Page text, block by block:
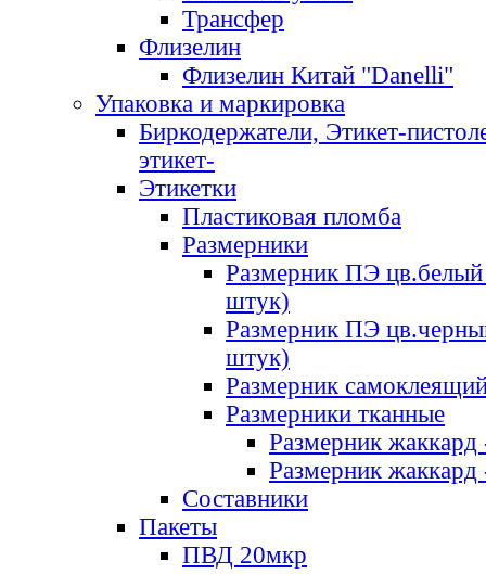
Трансфер
Флизелин
Флизелин Китай "Danelli"
Упаковка и маркировка
Биркодержатели, Этикет-
этикет-
Этикетки
Пластиковая пломба
Размерники
Размерник ПЭ цв.белый
штук)
Размерник ПЭ
штук)
Размерник
Размерники тканные
Размерник
Размерник
Составники
Пакеты
ПВД 20мкр